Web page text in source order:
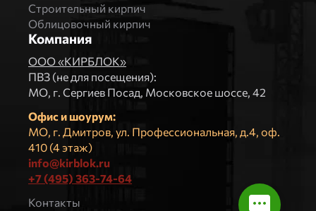
Строительный кирпич
Облицовочный кирпич
Компания
ООО «КИРБЛОК»
ПВЗ (не для посещения):
МO, г. Сергиев Посад, Московское шоссе, 42
Офис и шоурум:
МО, г. Дмитров, ул. Профессиональная, д.4, оф.
410 (4 этаж)
info@kirblok.ru
+7 (495) 363-74-64
Контакты